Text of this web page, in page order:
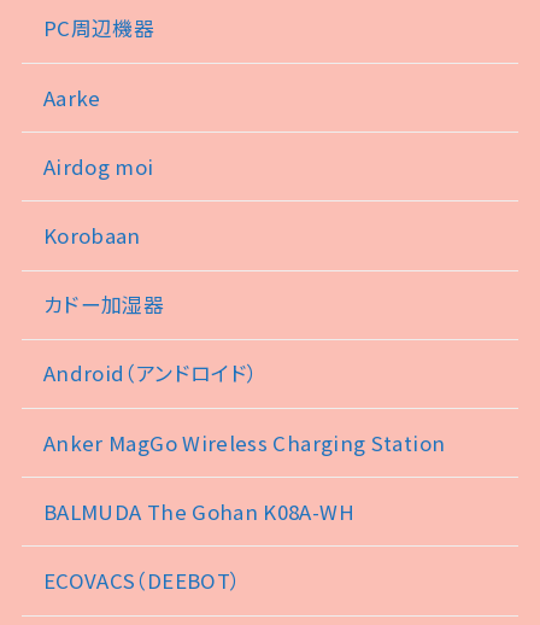
PC周辺機器
Aarke
Airdog moi
Korobaan
カドー加湿器
Android（アンドロイド）
Anker MagGo Wireless Charging Station
BALMUDA The Gohan K08A-WH
ECOVACS（DEEBOT）